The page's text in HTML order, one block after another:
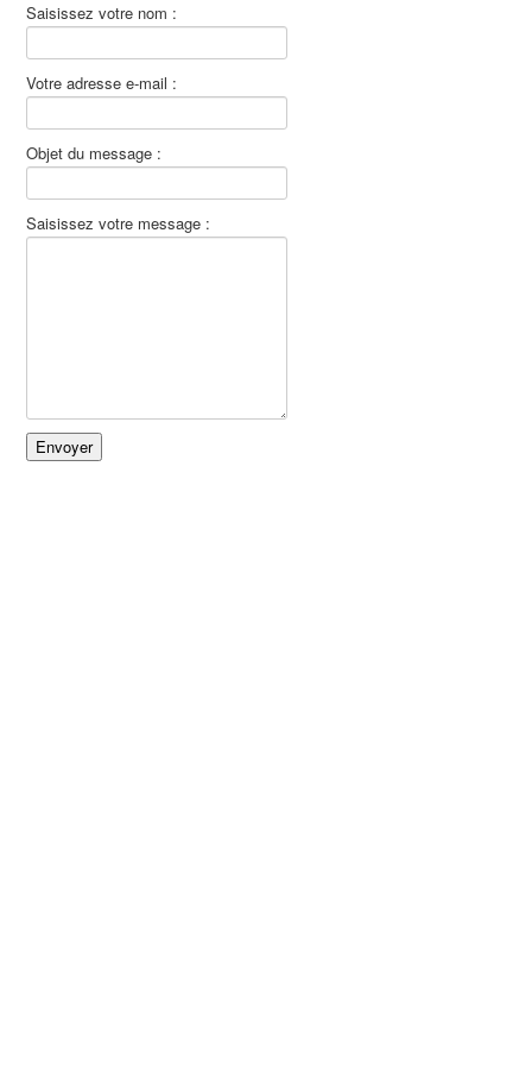
Saisissez votre nom :
Votre adresse e-mail :
Objet du message :
Saisissez votre message :
Envoyer